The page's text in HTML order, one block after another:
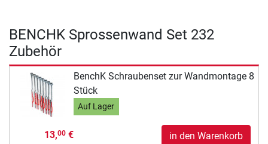
BENCHK Sprossenwand Set 232
Zubehör
BenchK Schraubenset zur Wandmontage 8
Stück
Auf Lager
13,00€ in den Warenkorb